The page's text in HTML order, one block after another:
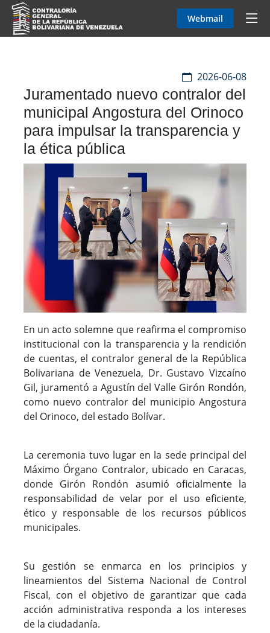
Webmail
2026-06-08
Juramentado nuevo contralor del
municipal Angostura del Orinoco
para impulsar la transparencia y
la ética pública
En un acto solemne que reafirma el compromiso
institucional con la transparencia y la rendición
de cuentas, el contralor general de la República
Bolivariana de Venezuela, Dr. Gustavo Vizcaíno
Gil, juramentó a Agustín del Valle Girón Rondón,
como nuevo contralor del municipio Angostura
del Orinoco, del estado Bolívar.
La ceremonia tuvo lugar en la sede principal del
Máximo Órgano Contralor, ubicado en Caracas,
donde Girón Rondón asumió oficialmente la
responsabilidad de velar por el uso eficiente,
ético y responsable de los recursos públicos
municipales.
Su gestión se enmarca en los principios y
lineamientos del Sistema Nacional de Control
Fiscal, con el objetivo de garantizar que cada
acción administrativa responda a los intereses
de la ciudadanía.